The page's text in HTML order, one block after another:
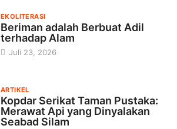
EKOLITERASI
Beriman adalah Berbuat Adil
terhadap Alam
Juli 23, 2026
ARTIKEL
Kopdar Serikat Taman Pustaka:
Merawat Api yang Dinyalakan
Seabad Silam